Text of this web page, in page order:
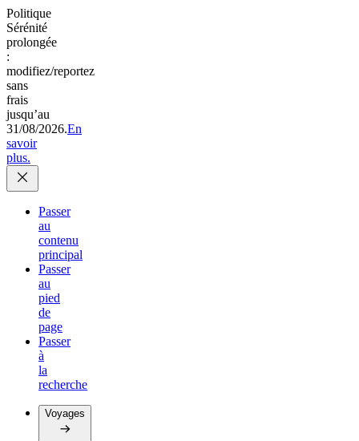
Politique
Sérénité
prolongée
:
modifiez/reportez
sans
frais
jusqu’au
31/08/2026.En
savoir
plus.
Passer
au
contenu
principal
Passer
au
pied
de
page
Passer
à
la
recherche
Voyages